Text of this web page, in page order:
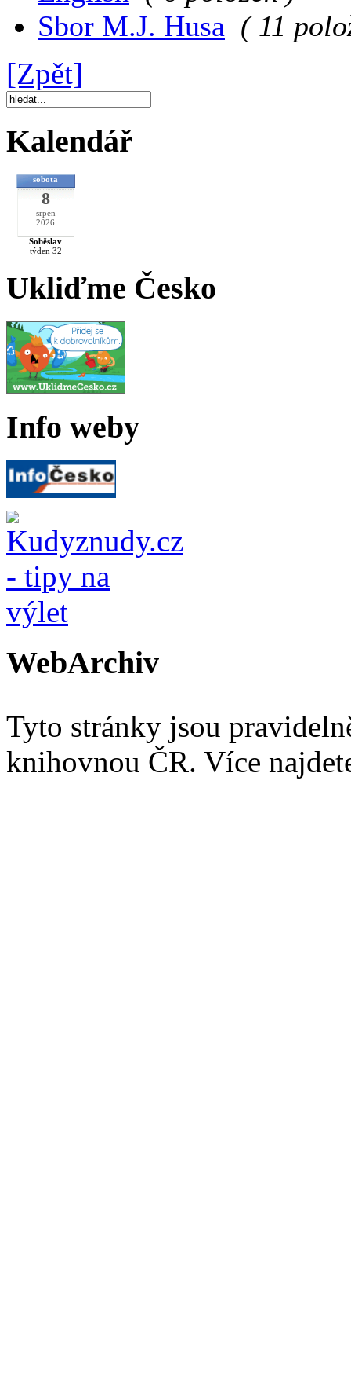
Sbor M.J. Husa ( 11
[Zpět]
Kalendář
sobota
8
srpen
2026
Soběslav
týden 32
Ukliďme Česko
Info weby
WebArchiv
Tyto stránky jsou
knihovnou ČR. Více